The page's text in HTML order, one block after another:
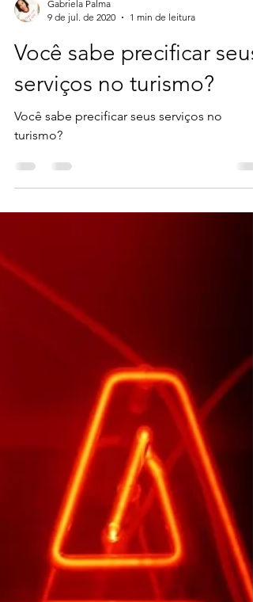
9 de jul. de 2020
1 min de leitura
Você sabe precificar seus
serviços no turismo?